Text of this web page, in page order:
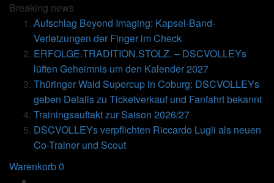
Breaking news
Aufschlag Beyond Imaging: Kapsel-Band-
Verletzungen der Finger im Check
ERFOLGE.TRADITION.STOLZ. – DSCVOLLEYs
lüften Geheimnis um den Kalender 2027
Thüringer Wald Supercup in Coburg: DSCVOLLEYs
geben Details zu Ticketverkauf und Fanfahrt bekannt
Trainingsauftakt zur Saison 2026/27
DSCVOLLEYs verpflichten Riccardo Lugli als neuen
Co-Trainer und Scout
Warenkorb0